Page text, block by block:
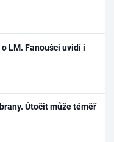
LM. Fanoušci uvidí i
Útočit může téměř